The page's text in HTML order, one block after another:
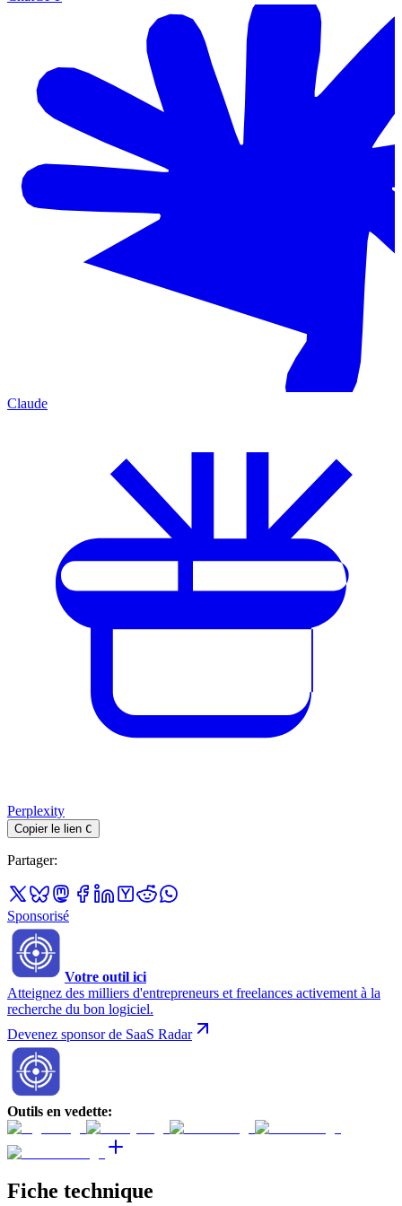
Claude
Perplexity
Copier le lien C
Partager:
Sponsorisé
Votre outil ici
Atteignez des milliers d'entrepreneurs et freelances activement à la
recherche du bon logiciel.
Devenez sponsor de SaaS Radar
Outils en vedette:
Fiche technique